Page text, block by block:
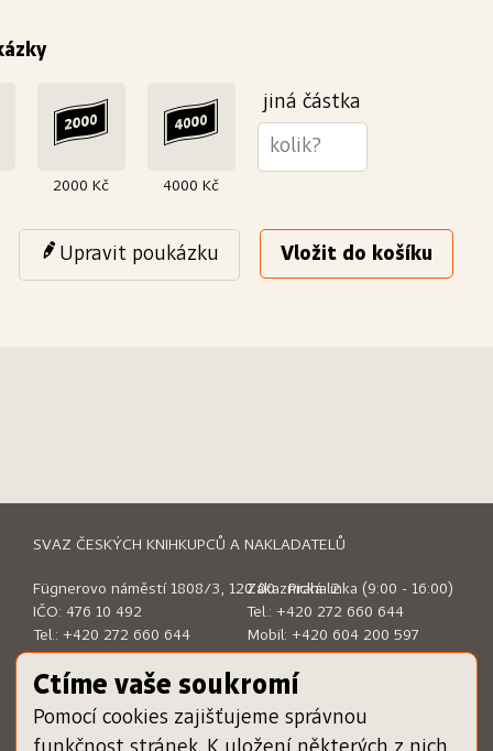
2000 Kč 4000 Kč
jiná částka
Upravit poukázku
SVAZ ČESKÝCH KNIHKUPCŮ A NAKLADATELŮ
Fügnerovo náměstí 1808/3, 120 00 Praha 2
IČO: 476 10 492
Tel.: +420 272 660 644
E-mail:sckn@sckn.cz
Zákaznická linka (9:00 - 16:00)
Tel.: +420 272 660 644
Mobil: +420 604 200 597
E-mail:info@dameknihu.cz
MENU ODKAZY
Ctíme vaše soukromí
Pomocí cookies zajišťujeme správnou